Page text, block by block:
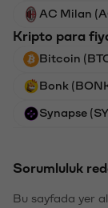
AC Milan
Kripto para
Bitcoin
Bonk
Synapse
Sorumluluk
Bu sayfada yer